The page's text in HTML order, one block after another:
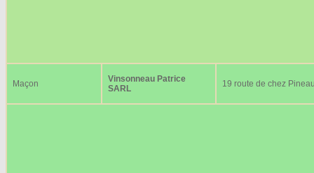
Maçon
Vinsonneau Patrice
SARL
19 route de chez